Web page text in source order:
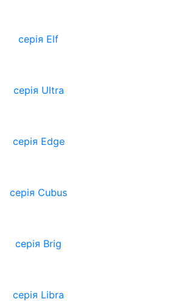
серія Elf
серія Ultra
серія Edge
серія Cubus
серія Brig
серія Libra